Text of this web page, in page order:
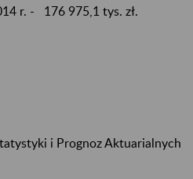
r. - 176 975,1 tys. zł.
i Prognoz Aktuarialnych